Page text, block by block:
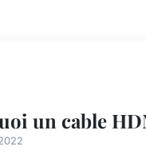
un cable